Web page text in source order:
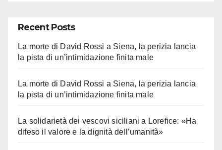
Recent Posts
La morte di David Rossi a Siena, la perizia lancia
la pista di un’intimidazione finita male
La morte di David Rossi a Siena, la perizia lancia
la pista di un’intimidazione finita male
La solidarietà dei vescovi siciliani a Lorefice: «Ha
difeso il valore e la dignità dell’umanità»